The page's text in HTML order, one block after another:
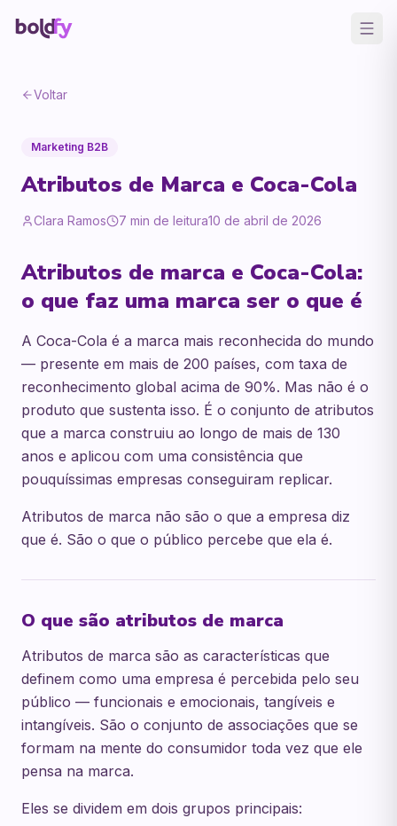
Voltar
Marketing B2B
Atributos de Marca e Coca-Cola
Clara Ramos 7 min de leitura10 de abril de 2026
Atributos de marca e Coca-Cola:
o que faz uma marca ser o que é
A Coca-Cola é a marca mais reconhecida do mundo
— presente em mais de 200 países, com taxa de
reconhecimento global acima de 90%. Mas não é o
produto que sustenta isso. É o conjunto de atributos
que a marca construiu ao longo de mais de 130
anos e aplicou com uma consistência que
pouquíssimas empresas conseguiram replicar.
Atributos de marca não são o que a empresa diz
que é. São o que o público percebe que ela é.
O que são atributos de marca
Atributos de marca são as características que
definem como uma empresa é percebida pelo seu
público — funcionais e emocionais, tangíveis e
intangíveis. São o conjunto de associações que se
formam na mente do consumidor toda vez que ele
pensa na marca.
Eles se dividem em dois grupos principais: